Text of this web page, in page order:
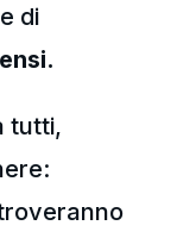
di
tutti,